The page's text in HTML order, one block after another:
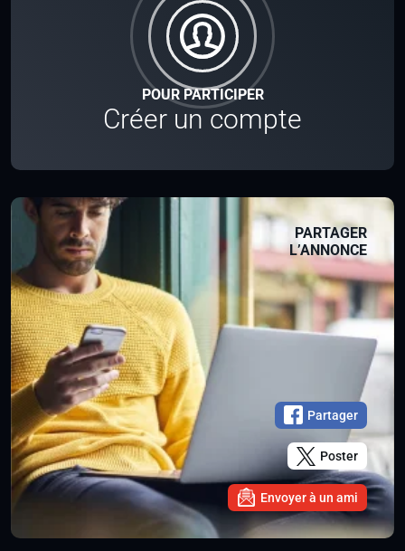
POUR PARTICIPER
Créer un compte
PARTAGER
L’ANNONCE
Partager
Poster
Envoyer à un ami